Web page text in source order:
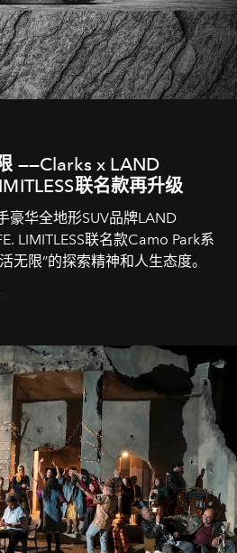
——Clarks x LAND
联名款再升级
豪华全地形SUV品牌LAND
LIMITLESS联名款Camo Park系
无限”的探索精神和人生态度。